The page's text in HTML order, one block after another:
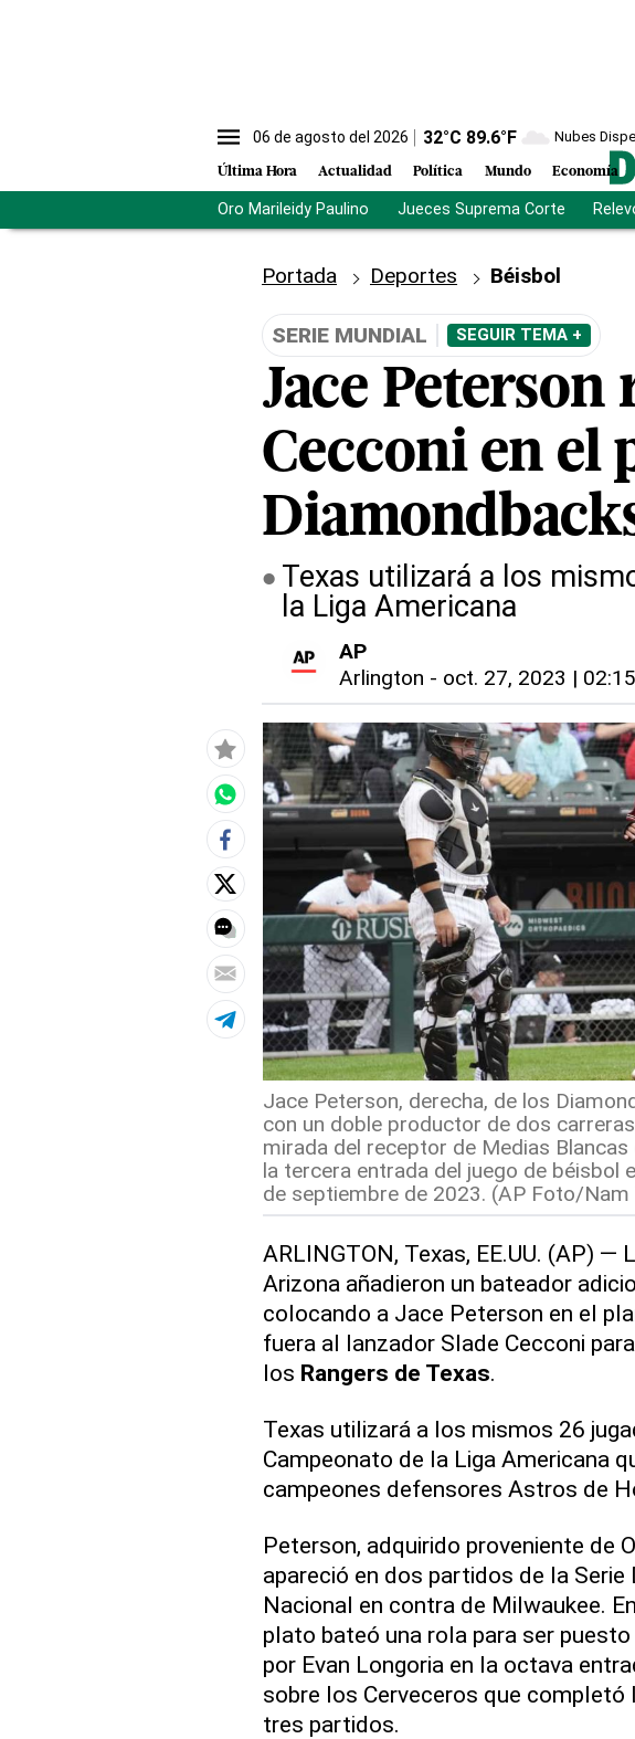
06 de agosto del 2026 32°C 89.6°F Nubes
Última Hora Actualidad Política Mundo Economía
Oro Marileidy Paulino Jueces Suprema Corte
Portada Deportes Béisbol
SERIE MUNDIAL SEGUIR TEMA +
Jace Peterson
Cecconi en el
Texas utilizará a los
la Liga Americana
AP
Arlington - oct. 27, 2023 |
Jace Peterson, derecha, de los
con un doble productor de dos
mirada del receptor de Medias Blancas
la tercera entrada del juego de béisbol
de septiembre de 2023. (AP Foto/Nam
ARLINGTON, Texas, EE.UU. (AP) —
Arizona añadieron un bateador
colocando a Jace Peterson en el
fuera al lanzador Slade Cecconi
los Rangers de Texas.
Texas utilizará a los mismos 26
Campeonato de la Liga Americana
campeones defensores Astros de
Peterson, adquirido proveniente de
apareció en dos partidos de la Serie
Nacional en contra de Milwaukee.
plato bateó una rola para ser
por Evan Longoria en la octava
sobre los Cerveceros que completó
tres partidos.